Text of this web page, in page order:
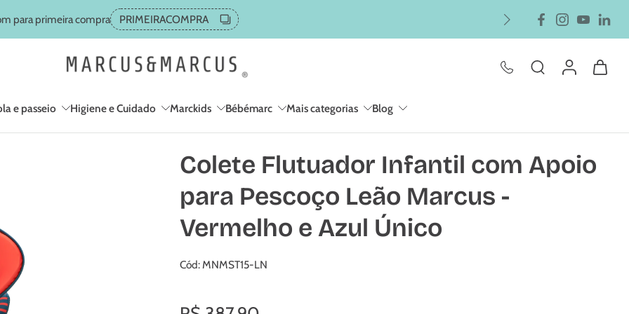
A partir de 199,90 FRETE GRÁTIS para o Estado de São Paulo
e passeio Higiene e Cuidado Marckids Bébémarc Mais categorias Blog
Colete Flutuador Infantil com Apoio
para Pescoço Leão Marcus -
Vermelho e Azul Único
Cód: MNMST15-LN